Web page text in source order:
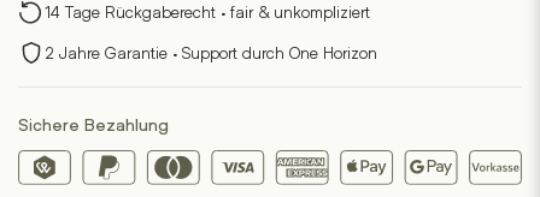
14 Tage Rückgaberecht · fair & unkompliziert
2 Jahre Garantie · Support durch One Horizon
Sichere Bezahlung